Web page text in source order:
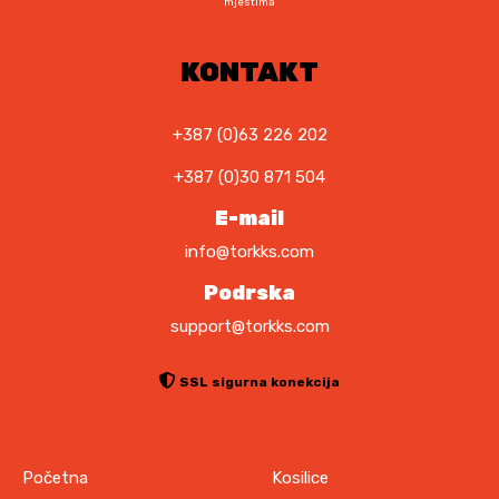
M
0
M
KONTAKT
+387 (0)63 226 202
+387 (0)30 871 504
E-mail
info@torkks.com
Podrska
support@torkks.com
SSL sigurna konekcija
Početna Kosilice